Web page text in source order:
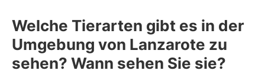
Welche Tierarten gibt es in der
Umgebung von Lanzarote zu
sehen? Wann sehen Sie sie?